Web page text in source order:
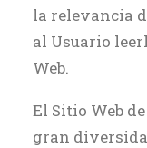
la relevancia
al Usuario
Web.
El Sitio Web
gran